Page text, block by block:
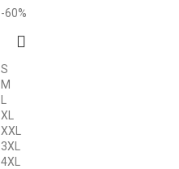
-60%
S
M
XL
XXL
3XL
4XL